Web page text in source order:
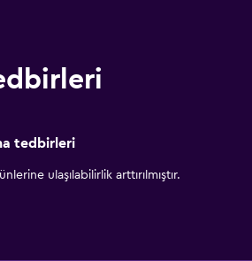
tedbirleri
ulaşılabilirlik arttırılmıştır.